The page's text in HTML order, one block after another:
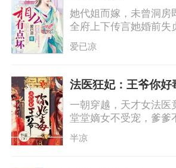
她代姐而嫁，未曾洞房
全府上下传言她婚前失
嘲笑谩骂冷眼喷涌而
认清者自清。他对她恨
用满腔温柔来软化他铁
的伤痕累累，心碎成殇
目惊心的鲜血将他的理
她的感觉发生了变化。
死。姐姐突然到来，
有意成全他们，他恼怒
爱已凉
法医狂妃：王爷你好
一朝穿越，天才女法医
堂堂嫡女不受宠，爹爹
庶妹陷害，日子过得
初见她，他是天璃国最
半凉